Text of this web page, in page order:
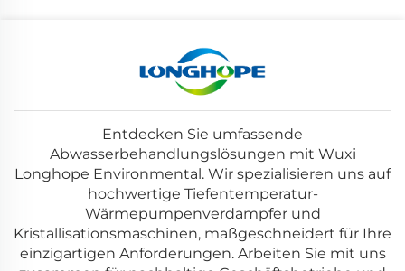
Entdecken Sie umfassende
Abwasserbehandlungslösungen mit Wuxi
Longhope Environmental. Wir spezialisieren uns auf
hochwertige Tiefentemperatur-
Wärmepumpenverdampfer und
Kristallisationsmaschinen, maßgeschneidert für Ihre
einzigartigen Anforderungen. Arbeiten Sie mit uns